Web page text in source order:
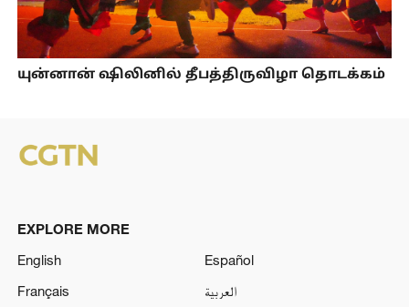
யுன்னான் ஷிலினில் தீபத்திருவிழா தொடக்கம்
EXPLORE MORE
English
Español
Français
العربية